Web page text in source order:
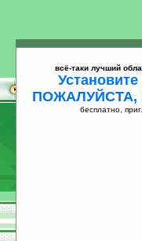
всё-таки лучший
ПОЖАЛУЙСТА,
бесплатно,